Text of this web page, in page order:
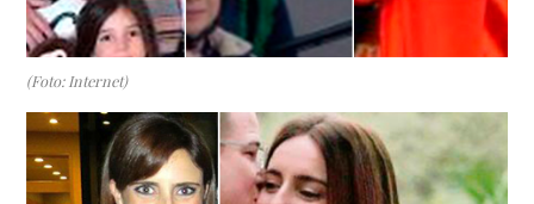
(Foto: Internet)